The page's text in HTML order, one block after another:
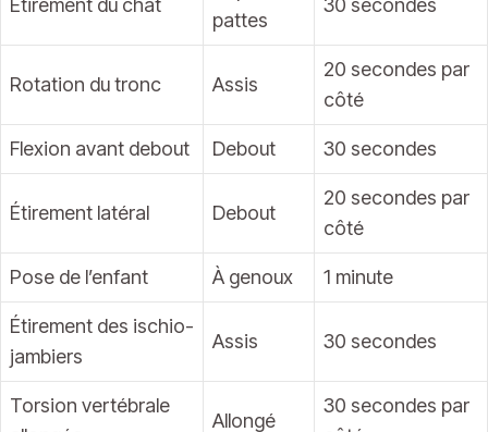
Étirement du chat
pattes
30 secondes
Rotation du tronc Assis
20 secondes par
côté
Flexion avant debout Debout 30 secondes
Étirement latéral Debout
20 secondes par
côté
Pose de l’enfant À genoux 1 minute
Étirement des ischio-
jambiers
Assis 30 secondes
Torsion vertébrale
Allongé
30 secondes par